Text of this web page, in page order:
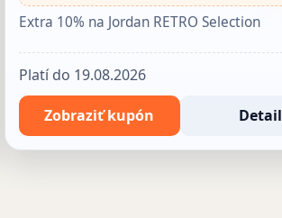
Extra 10% na Jordan RETRO Selection
Platí do 19.08.2026
Zobraziť kupón Detail